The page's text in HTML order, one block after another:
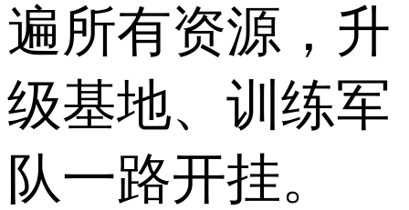
遍所有资源，升
级基地、训练军
队一路开挂。